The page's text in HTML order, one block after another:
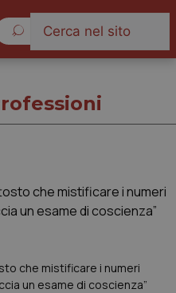
che mistificare i numeri
un esame di coscienza”